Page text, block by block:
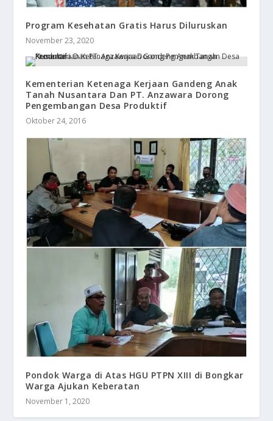
Program Kesehatan Gratis Harus Diluruskan
November 23, 2020
Kementerian Ketenaga Kerjaan Gandeng Anak
Tanah Nusantara Dan PT. Anzawara Dorong
Pengembangan Desa Produktif
Oktober 24, 2016
Pondok Warga di Atas HGU PTPN XIII di Bongkar
Warga Ajukan Keberatan
November 1, 2020